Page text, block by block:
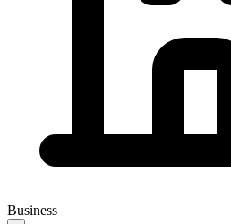
Business